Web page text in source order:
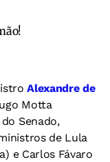
Alexandre de
Motta
Senado,
de Lula
e Carlos Fávaro